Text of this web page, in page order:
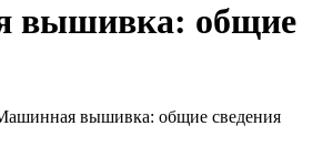
вышивка: общие
вышивка: общие сведения